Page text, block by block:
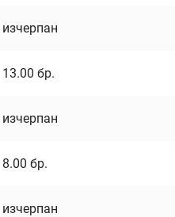
изчерпан
13.00 бр.
изчерпан
8.00 бр.
изчерпан